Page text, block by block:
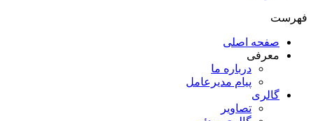
فهرست
صفحه اصلی
معرفی
درباره ما
پیام مدیرعامل
گالری
تصاویر